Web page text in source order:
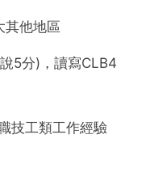
其他地區
5分)，讀寫CLB4
技工類工作經驗